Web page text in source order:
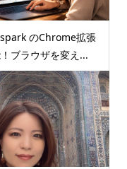
のChrome拡張
ブラウザを変え...